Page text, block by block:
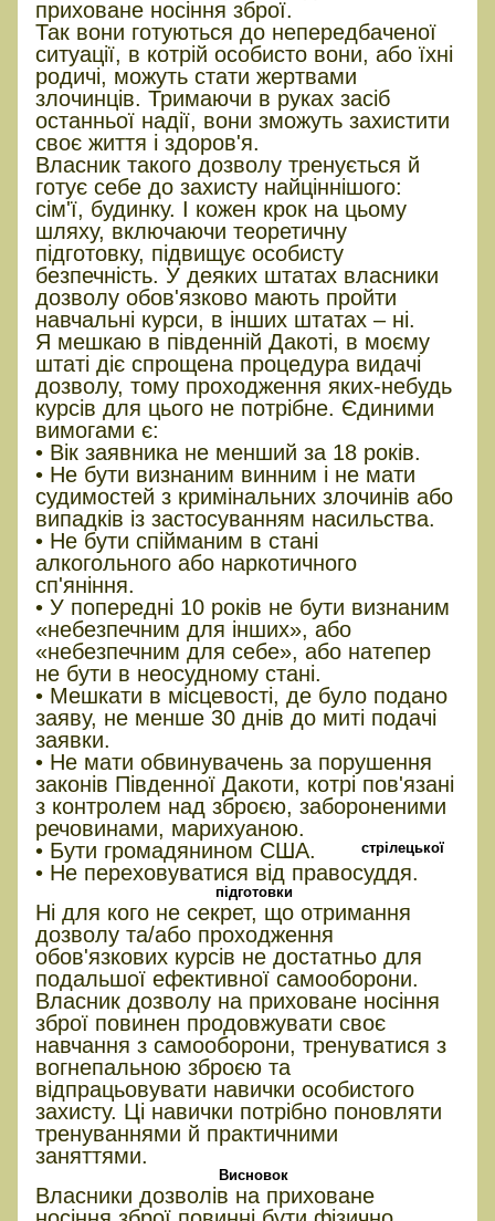
приховане носіння зброї.
Так вони готуються до непередбаченої
ситуації, в котрій особисто вони, або їхні
родичі, можуть стати жертвами
злочинців. Тримаючи в руках засіб
останньої надії, вони зможуть захистити
своє життя і здоров'я.
Власник такого дозволу тренується й
готує себе до захисту найціннішого:
сім'ї, будинку. І кожен крок на цьому
шляху, включаючи теоретичну
підготовку, підвищує особисту
безпечність. У деяких штатах власники
дозволу обов'язково мають пройти
навчальні курси, в інших штатах – ні.
Я мешкаю в південній Дакоті, в моєму
штаті діє спрощена процедура видачі
дозволу, тому проходження яких-небудь
курсів для цього не потрібне. Єдиними
вимогами є:
• Вік заявника не менший за 18 років.
• Не бути визнаним винним і не мати
судимостей з кримінальних злочинів або
випадків із застосуванням насильства.
• Не бути спійманим в стані
алкогольного або наркотичного
сп'яніння.
• У попередні 10 років не бути визнаним
«небезпечним для інших», або
«небезпечним для себе», або натепер
не бути в неосудному стані.
• Мешкати в місцевості, де було подано
заяву, не менше 30 днів до миті подачі
заявки.
• Не мати обвинувачень за порушення
законів Південної Дакоти, котрі пов'язані
з контролем над зброєю, забороненими
речовинами, марихуаною.
• Бути громадянином США.
• Не переховуватися від правосуддя.
стрілецької
підготовки
Ні для кого не секрет, що отримання
дозволу та/або проходження
обов'язкових курсів не достатньо для
подальшої ефективної самооборони.
Власник дозволу на приховане носіння
зброї повинен продовжувати своє
навчання з самооборони, тренуватися з
вогнепальною зброєю та
відпрацьовувати навички особистого
захисту. Ці навички потрібно поновляти
тренуваннями й практичними
заняттями.
Висновок
Власники дозволів на приховане